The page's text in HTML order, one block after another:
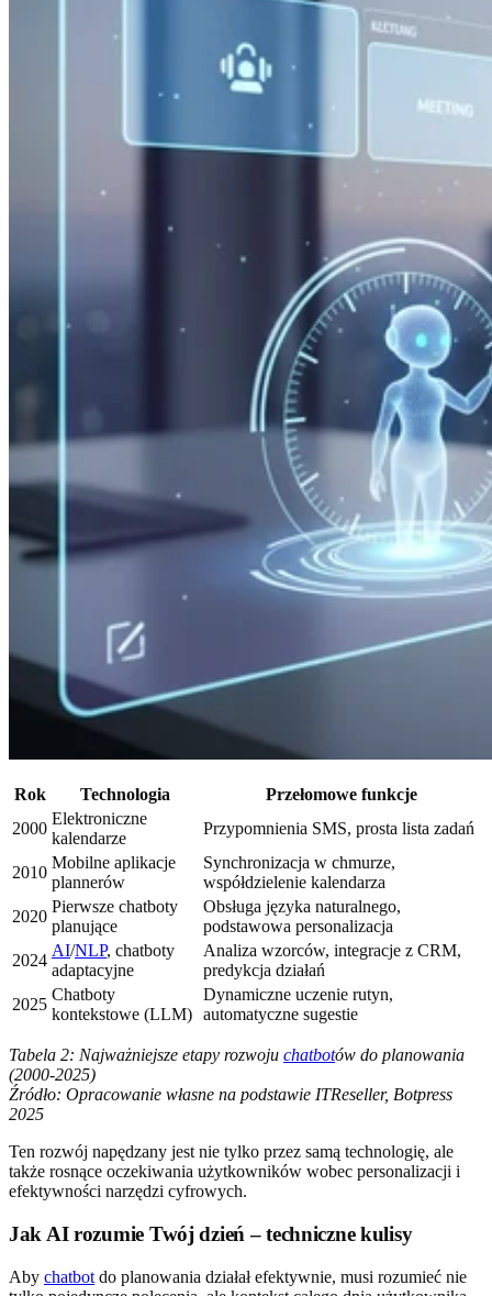
Rok Technologia
Przełomowe funkcje
2000
Elektroniczne
kalendarze
Przypomnienia SMS, prosta lista zadań
2010
Mobilne aplikacje
plannerów
Synchronizacja w chmurze,
współdzielenie kalendarza
2020
Pierwsze chatboty
planujące
Obsługa języka naturalnego,
podstawowa personalizacja
2024
AI/NLP, chatboty
adaptacyjne
Analiza wzorców, integracje z CRM,
predykcja działań
2025
Chatboty
kontekstowe (LLM)
Dynamiczne uczenie rutyn,
automatyczne sugestie
Tabela 2: Najważniejsze etapy rozwoju chatbotów do planowania
(2000-2025)
Źródło: Opracowanie własne na podstawie ITReseller, Botpress
2025
Ten rozwój napędzany jest nie tylko przez samą technologię, ale
także rosnące oczekiwania użytkowników wobec personalizacji i
efektywności narzędzi cyfrowych.
Jak AI rozumie Twój dzień – techniczne kulisy
Aby chatbot do planowania działał efektywnie, musi rozumieć nie